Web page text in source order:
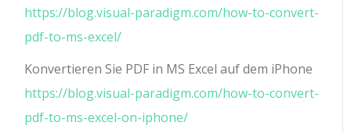
https://blog.visual-paradigm.com/how-to-convert-
pdf-to-ms-excel/
Konvertieren Sie PDF in MS Excel auf dem iPhone
https://blog.visual-paradigm.com/how-to-convert-
pdf-to-ms-excel-on-iphone/